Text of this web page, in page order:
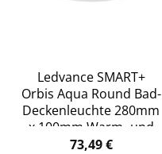
Ledvance SMART+
Orbis Aqua Round Bad-
Deckenleuchte 280mm
x 100mm Warm- und
Kaltweiß – weiß
73,49€